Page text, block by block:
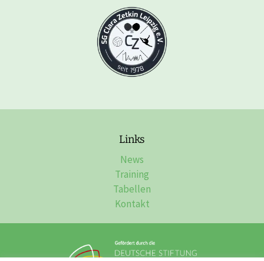
Links
News
Training
Tabellen
Kontakt